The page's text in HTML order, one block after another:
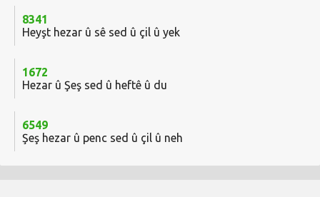
8341
Heyşt hezar û sê sed û çil û yek
1672
Hezar û Şeş sed û heftê û du
6549
Şeş hezar û penc sed û çil û neh